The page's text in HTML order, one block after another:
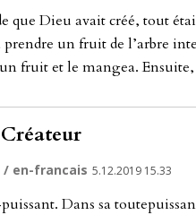
que Dieu avait créé, tout
prend­re un fruit de l’arb­re
fruit et le man­gea.
en-francais 5.12.2019 15.33
Dans sa